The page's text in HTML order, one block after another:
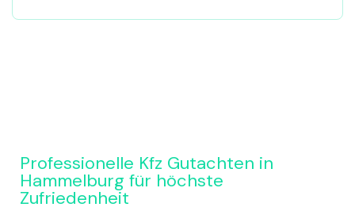
Professionelle Kfz Gutachten in
Hammelburg für höchste
Zufriedenheit